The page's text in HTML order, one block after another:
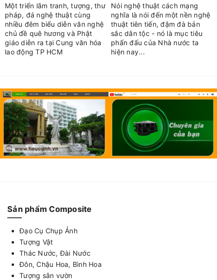
Một triển lãm tranh, tượng, thư
pháp, đá nghệ thuật cùng
nhiều đêm biểu diễn văn nghệ
chủ đề quê hương và Phật
giáo diễn ra tại Cung văn hóa
lao động TP HCM
Nói nghệ thuật cách mạng
nghĩa là nói đến một nền nghệ
thuật tiên tiến, đậm đà bản
sắc dân tộc - nó là mục tiêu
phấn đấu của Nhà nước ta
hiện nay...
Sản phẩm Composite
Đạo Cụ Chụp Ảnh
Tượng Vật
Thác Nước, Đài Nước
Đôn, Chậu Hoa, Bình Hoa
Tượng sân vườn